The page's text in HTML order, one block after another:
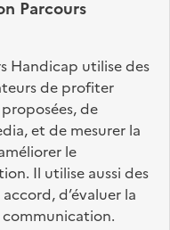
Parcours
Handicap utilise des
de profiter
de
et de mesurer la
le
Il utilise aussi des
d’évaluer la
legifrance.gouv.fr